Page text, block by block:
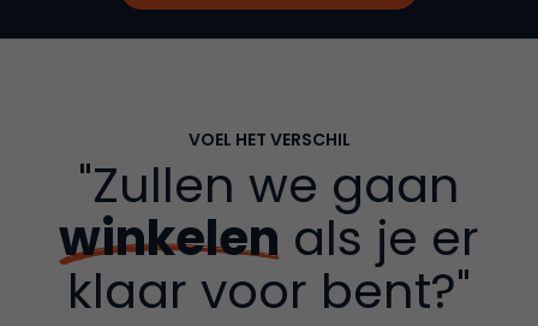
VOEL HET VERSCHIL
"Zullen we gaan
winkelen als je er
klaar voor bent?"